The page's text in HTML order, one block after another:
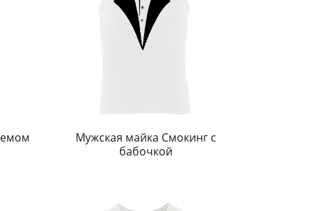
Мужская майка Смокинг с
бабочкой